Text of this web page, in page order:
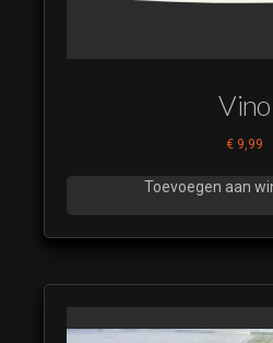
Vino
€ 9,99
Toevoegen aan